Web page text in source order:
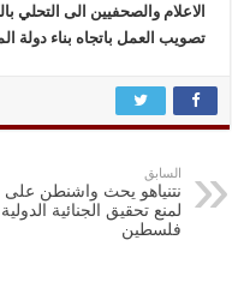
الاعلام والصحفيين الى التحلي
تصويب العمل باتجاه بناء دولة
السابق
نتنياهو يحث واشنطن على
لمنع تحقيق الجنائية
فلسطين